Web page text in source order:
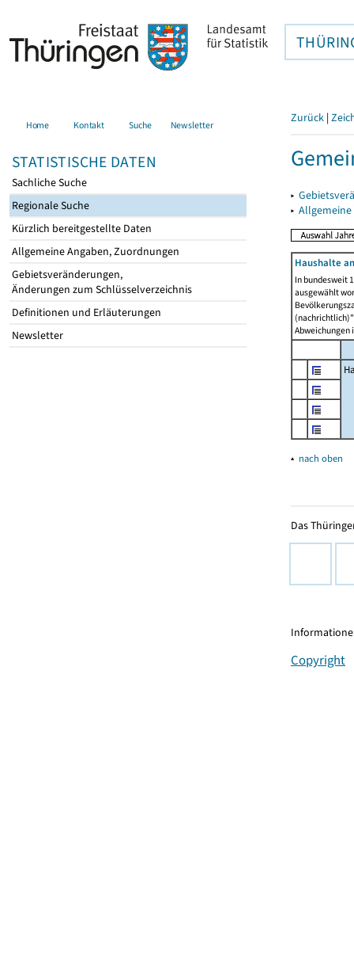
Home Kontakt Suche Newsletter
STATISTISCHE DATEN
Sachliche Suche
Regionale Suche
Kürzlich bereitgestellte Daten
Allgemeine Angaben, Zuordnungen
Gebietsveränderungen,
Änderungen zum Schlüsselverzeichnis
Definitionen und Erläuterungen
Newsletter
Zurück |
▸
▸
Haushalte
In bundesweit
ausgewählt
Abweichungen
▴ nach oben
Das
Copyright